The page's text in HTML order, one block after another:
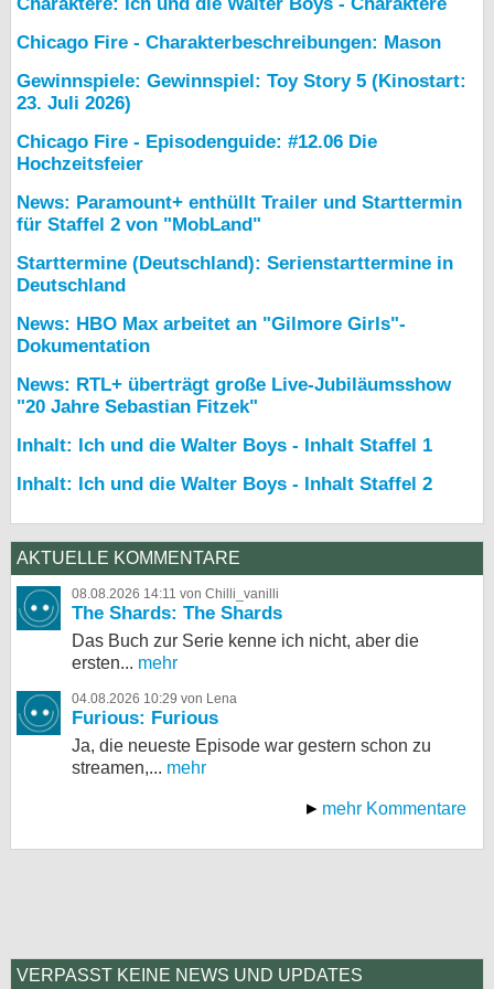
Chicago Fire - Charakterbeschreibungen: Mason
Gewinnspiele: Gewinnspiel: Toy Story 5 (Kinostart:
23. Juli 2026)
Chicago Fire - Episodenguide: #12.06 Die
Hochzeitsfeier
News: Paramount+ enthüllt Trailer und Starttermin
für Staffel 2 von "MobLand"
Starttermine (Deutschland): Serienstarttermine in
Deutschland
News: HBO Max arbeitet an "Gilmore Girls"-
Dokumentation
News: RTL+ überträgt große Live-Jubiläumsshow
"20 Jahre Sebastian Fitzek"
Inhalt: Ich und die Walter Boys - Inhalt Staffel 1
Inhalt: Ich und die Walter Boys - Inhalt Staffel 2
AKTUELLE KOMMENTARE
08.08.2026 14:11 von Chilli_vanilli
The Shards: The Shards
Das Buch zur Serie kenne ich nicht, aber die
ersten... mehr
04.08.2026 10:29 von Lena
Furious: Furious
Ja, die neueste Episode war gestern schon zu
streamen,... mehr
mehr Kommentare
VERPASST KEINE NEWS UND UPDATES